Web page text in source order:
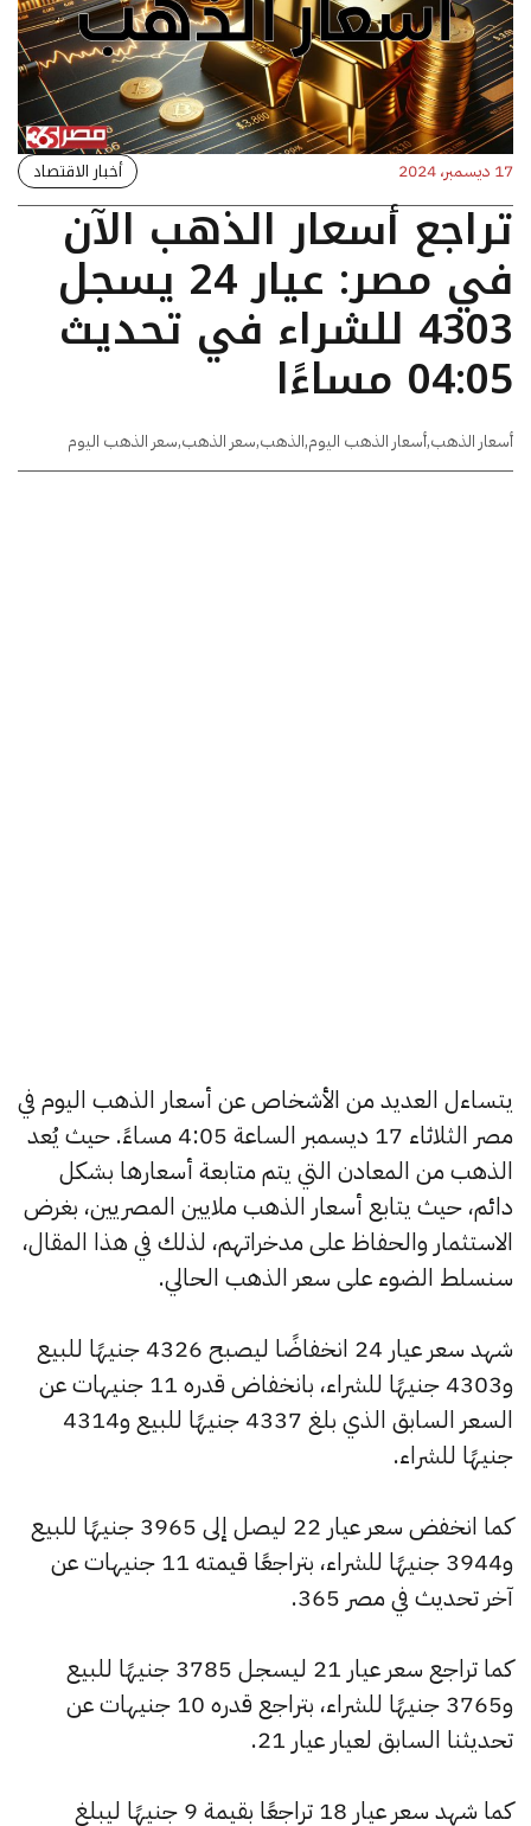
17 ديسمبر، 2024 أخبار الاقتصاد
تراجع أسعار الذهب الآن
في مصر: عيار 24 يسجل
4303 للشراء في تحديث
04:05 مساءًا
أسعار الذهب,أسعار الذهب اليوم,الذهب,سعر الذهب,سعر الذهب اليوم
يتساءل العديد من الأشخاص عن أسعار الذهب اليوم في
مصر الثلاثاء 17 ديسمبر الساعة 4:05 مساءً. حيث يُعد
الذهب من المعادن التي يتم متابعة أسعارها بشكل
دائم، حيث يتابع أسعار الذهب ملايين المصريين، بغرض
الاستثمار والحفاظ على مدخراتهم، لذلك في هذا المقال،
سنسلط الضوء على سعر الذهب الحالي.
شهد سعر عيار 24 انخفاضًا ليصبح 4326 جنيهًا للبيع
و4303 جنيهًا للشراء، بانخفاض قدره 11 جنيهات عن
السعر السابق الذي بلغ 4337 جنيهًا للبيع و4314
جنيهًا للشراء.
كما انخفض سعر عيار 22 ليصل إلى 3965 جنيهًا للبيع
و3944 جنيهًا للشراء، بتراجعًا قيمته 11 جنيهات عن
آخر تحديث في مصر 365.
كما تراجع سعر عيار 21 ليسجل 3785 جنيهًا للبيع
و3765 جنيهًا للشراء، بتراجع قدره 10 جنيهات عن
تحديثنا السابق لعيار عيار 21.
كما شهد سعر عيار 18 تراجعًا بقيمة 9 جنيهًا ليبلغ